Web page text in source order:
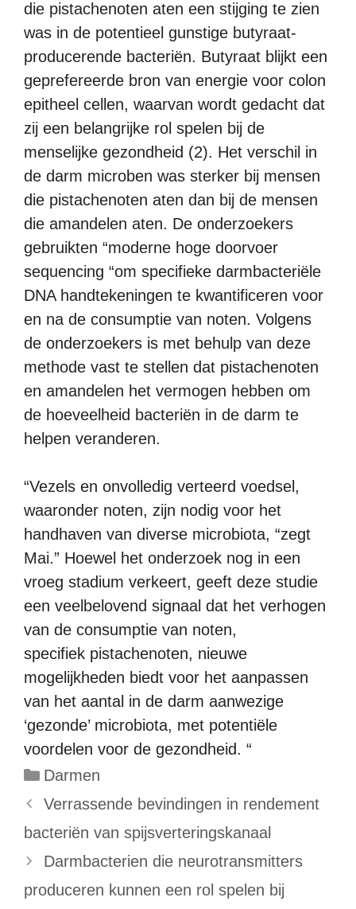
die pistachenoten aten een stijging te zien
was in de potentieel gunstige butyraat-
producerende bacteriën. Butyraat blijkt een
geprefereerde bron van energie voor colon
epitheel cellen, waarvan wordt gedacht dat
zij een belangrijke rol spelen bij de
menselijke gezondheid (2). Het verschil in
de darm microben was sterker bij mensen
die pistachenoten aten dan bij de mensen
die amandelen aten. De onderzoekers
gebruikten “moderne hoge doorvoer
sequencing “om specifieke darmbacteriële
DNA handtekeningen te kwantificeren voor
en na de consumptie van noten. Volgens
de onderzoekers is met behulp van deze
methode vast te stellen dat pistachenoten
en amandelen het vermogen hebben om
de hoeveelheid bacteriën in de darm te
helpen veranderen.
“Vezels en onvolledig verteerd voedsel,
waaronder noten, zijn nodig voor het
handhaven van diverse microbiota, “zegt
Mai.” Hoewel het onderzoek nog in een
vroeg stadium verkeert, geeft deze studie
een veelbelovend signaal dat het verhogen
van de consumptie van noten,
specifiek pistachenoten, nieuwe
mogelijkheden biedt voor het aanpassen
van het aantal in de darm aanwezige
‘gezonde’ microbiota, met potentiële
voordelen voor de gezondheid. “
Categorieën
Darmen
Verrassende bevindingen in rendement
bacteriën van spijsverteringskanaal
Darmbacterien die neurotransmitters
produceren kunnen een rol spelen bij